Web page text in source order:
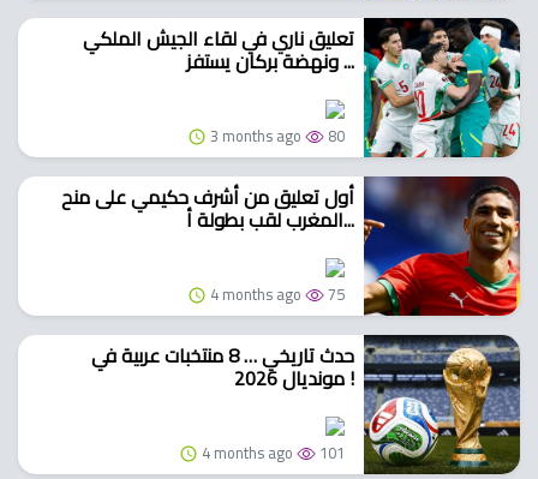
تعليق ناري في لقاء الجيش الملكي
ونهضة بركان يستفز ...
3 months ago 80
أول تعليق من أشرف حكيمي على منح
المغرب لقب بطولة أ...
4 months ago 75
حدث تاريخي … 8 منتخبات عربية في
مونديال 2026 !
4 months ago 101